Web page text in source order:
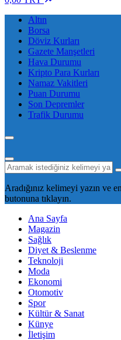
Altın
Borsa
Döviz Kurları
Gazete Manşetleri
Hava Durumu
Kripto Para Kurları
Namaz Vakitleri
Puan Durumu
Son Depremler
Trafik Durumu
Aradığınız kelimeyi yazın ve
butonuna tıklayın.
Ana Sayfa
Magazin
Sağlık
Diyet & Beslenme
Teknoloji
Moda
Ekonomi
Otomotiv
Spor
Kültür & Sanat
Künye
İletişim